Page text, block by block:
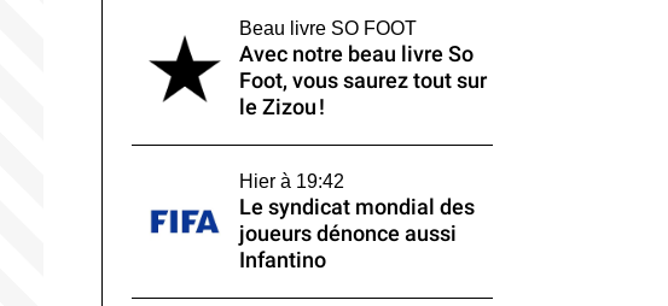
Beau livre SO FOOT
Avec notre beau livre So
Foot, vous saurez tout sur
le Zizou !
Hier à 19:42
Le syndicat mondial des
joueurs dénonce aussi
Infantino